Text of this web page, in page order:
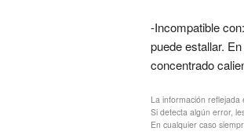
-Incompatible
puede estallar.
concentrado
La información
Si detecta algún error,
En cualquier caso